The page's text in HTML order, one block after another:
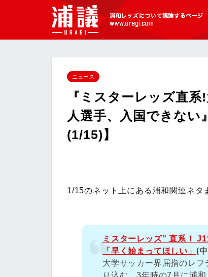
[浦議]浦和レッズについて議論するペ
ニュース
『ミスターレッズ直
人選手、入国できな
(1/15)】
1/15のネット上にある浦和関連ネタ
ミスターレッズ” 直系！
「早く始まってほしい」 (
大学サッカー界屈指のレ
り込む。3年時の7月に浦